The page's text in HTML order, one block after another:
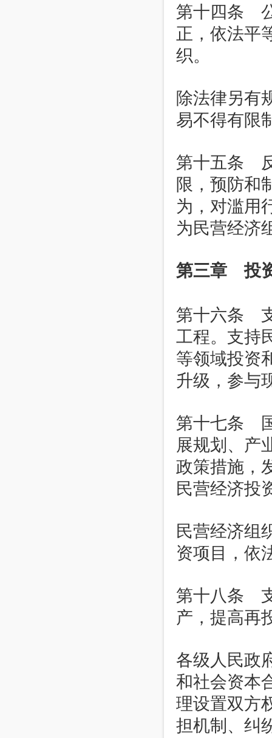
第十四条
正，依法平
织。
除法律另有
易不得有限
第十五条
限，预防和
为，对滥用
为民营经济
第三章 投
第十六条
工程。支持
等领域投资
升级，参与
第十七条
展规划、产
政策措施，
民营经济投
民营经济组
资项目，依
第十八条
产，提高再
各级人民政
和社会资本
理设置双方
担机制、纠